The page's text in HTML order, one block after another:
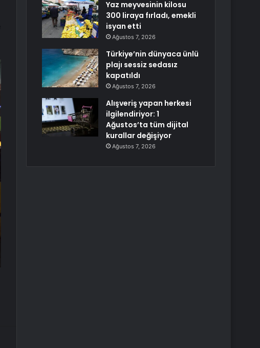
Yaz meyvesinin kilosu
300 liraya fırladı, emekli
isyan etti
Ağustos 7, 2026
Türkiye’nin dünyaca ünlü
plajı sessiz sedasız
kapatıldı
Ağustos 7, 2026
Alışveriş yapan herkesi
ilgilendiriyor: 1
Ağustos’ta tüm dijital
kurallar değişiyor
Ağustos 7, 2026